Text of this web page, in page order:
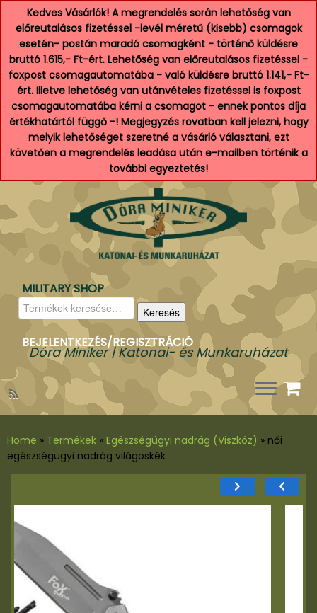
Kedves Vásárlók! A megrendelés során lehetőség van
előreutalásos fizetéssel -levél méretű (kisebb) csomagok
esetén- postán maradó csomagként - történő küldésre
bruttó 1.615,- Ft-ért. Lehetőség van előreutalásos fizetéssel -
foxpost csomagautomatába - való küldésre bruttó 1.141,- Ft-
ért. Illetve lehetőség van utánvételes fizetéssel is foxpost
csomagautomatába kérni a csomagot - ennek pontos díja
értékhatártól függő -! Megjegyzés rovatban kell jelezni, hogy
melyik lehetőséget szeretné a vásárló választani, ezt
követően a megrendelés leadása után e-mailben történik a
további egyeztetés!
MILITARY SHOP
Keresés
a
következőre:
Keresés
BEJELENTKEZÉS/REGISZTRÁCIÓ
Dóra Miniker | Katonai- és Munkaruházat
Home » Termékek » Egészségügyi nadrág (Viszkóz) » női
egészségügyi nadrág világoskék